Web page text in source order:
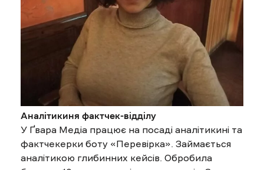
Аналітикиня фактчек-відділу
У Ґвара Медіа працює на посаді аналітикині та
фактчекерки боту «Перевірка». Займається
аналітикою глибинних кейсів. Обробила